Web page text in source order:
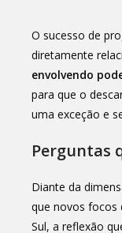
O sucesso de
diretamente
envolvendo
para que o
uma exceção e
Perguntas
Diante da
que novos focos
Sul, a reflexão